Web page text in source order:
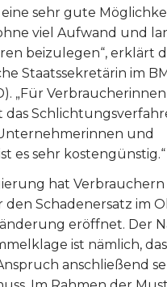
sehr gute
viel Aufwand und
beizulegen“, erklärt
Staatssekretärin im
„Für
das
und
es sehr kostengünstig.“
hat Verbrauchern
Schadenersatz im
eröffnet. Der
ist nämlich,
anschließend